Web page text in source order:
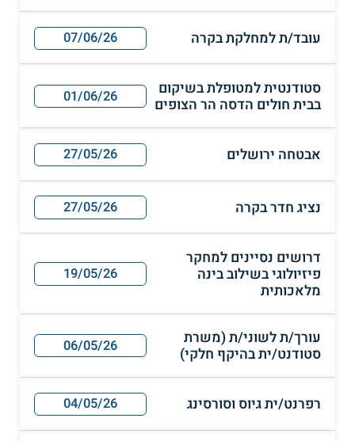
עובד/ת למחלקת בקרה 07/06/26
סטודנטית למטופלת בשיקום
בבית חולים הדסה הר הצופים
01/06/26
אבטחה ירושלים 27/05/26
נציג חדר בקרה 27/05/26
דרושים נסיינים למחקר
פיזיולוגי בשילוב בינה
מלאכותית
19/05/26
עורך/ת לשוני/ת (משרת
סטודנט/ית בהיקף חלקי)
06/05/26
רפרנט/ית גיוס וסורסינג 04/05/26